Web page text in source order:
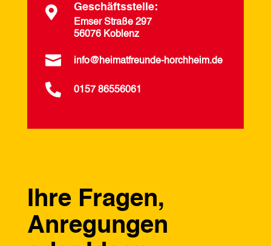
 Geschäftsstelle:
Emser Straße 297
56076 Koblenz
 info@heimatfreunde-horchheim.de
 0157 86556061
Ihre Fragen,
Anregungen